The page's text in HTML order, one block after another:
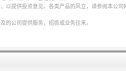
以提供投资意见。各类产品的风立，请参阅本公司
的公司提供服务，招揽或业务往来。